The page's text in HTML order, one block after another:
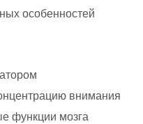
особенностей
внимания
функции мозга